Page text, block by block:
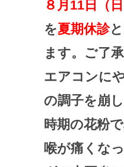
８月11日（
を夏期休診
ます。ご了
エアコンに
の調子を崩
時期の花粉
喉が痛くな